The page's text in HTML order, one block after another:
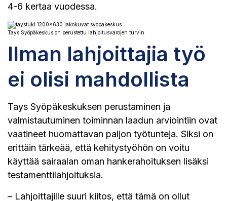
4-6 kertaa vuodessa.
Tays Syöpäkeskus on perustettu lahjoitusvarojen turvin.
Ilman lahjoittajia työ
ei olisi mahdollista
Tays Syöpäkeskuksen perustaminen ja
valmistautuminen toiminnan laadun arviointiin ovat
vaatineet huomattavan paljon työtunteja. Siksi on
erittäin tärkeää, että kehitystyöhön on voitu
käyttää sairaalan oman hankerahoituksen lisäksi
testamenttilahjoituksia.
– Lahjoittajille suuri kiitos, että tämä on ollut